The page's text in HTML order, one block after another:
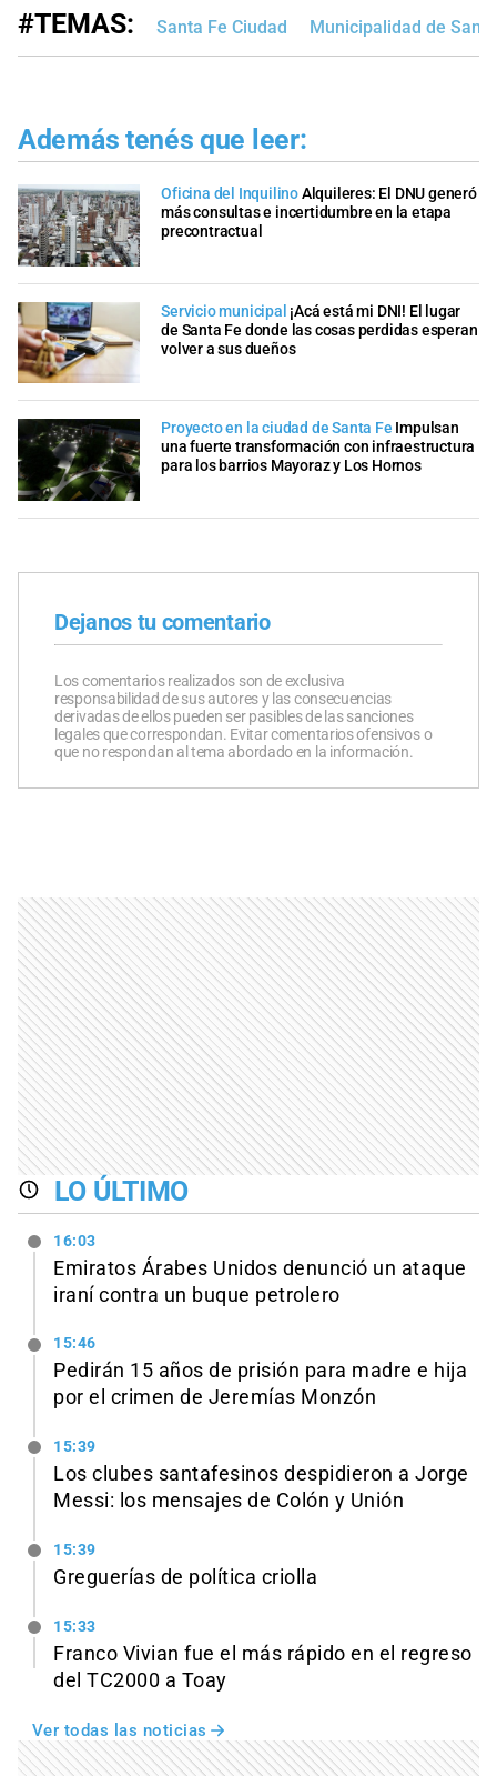
#TEMAS: Santa Fe Ciudad Municipalidad de
Además tenés que leer:
Oficina del InquilinoAlquileres: El DNU generó
más consultas e incertidumbre en la etapa
precontractual
Servicio municipal ¡Acá está mi DNI! El lugar
de Santa Fe donde las cosas perdidas esperan
volver a sus dueños
Proyecto en la ciudad de Santa Fe Impulsan
una fuerte transformación con infraestructura
para los barrios Mayoraz y Los Hornos
Dejanos tu comentario
Los comentarios realizados son de exclusiva
responsabilidad de sus autores y las consecuencias
derivadas de ellos pueden ser pasibles de las sanciones
legales que correspondan. Evitar comentarios ofensivos o
que no respondan al tema abordado en la información.
LO ÚLTIMO
16:03
Emiratos Árabes Unidos denunció un ataque
iraní contra un buque petrolero
15:46
Pedirán 15 años de prisión para madre e hija
por el crimen de Jeremías Monzón
15:39
Los clubes santafesinos despidieron a Jorge
Messi: los mensajes de Colón y Unión
15:39
Greguerías de política criolla
15:33
Franco Vivian fue el más rápido en el regreso
del TC2000 a Toay
Ver todas las noticias